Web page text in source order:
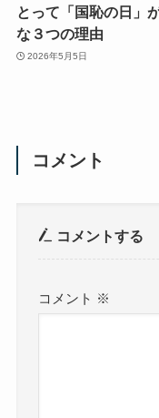
とって「国恥の日」
な３つの理由
2026年5月5日
コメント
コメントする
コメント ※